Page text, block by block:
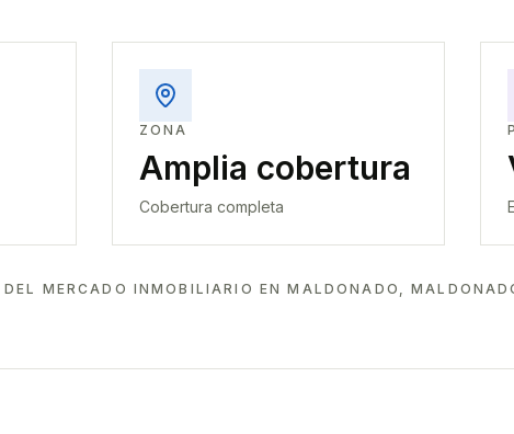
ZONA
Amplia cobertura
Cobertura completa
DEL MERCADO INMOBILIARIO ENMALDONADO,